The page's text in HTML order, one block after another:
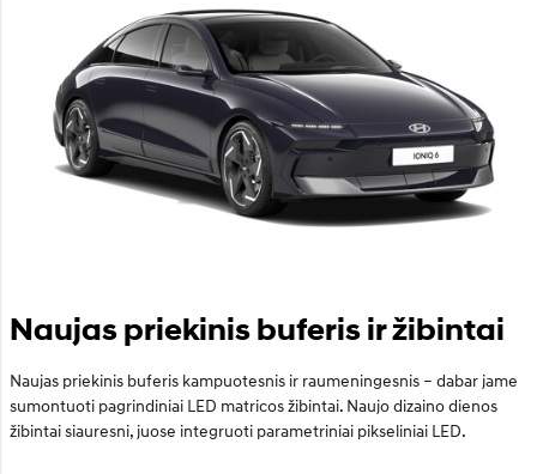
Naujas priekinis buferis ir žibintai
Naujas priekinis buferis kampuotesnis ir raumeningesnis – dabar jame
sumontuoti pagrindiniai LED matricos žibintai. Naujo dizaino dienos
žibintai siauresni, juose integruoti parametriniai pikseliniai LED.